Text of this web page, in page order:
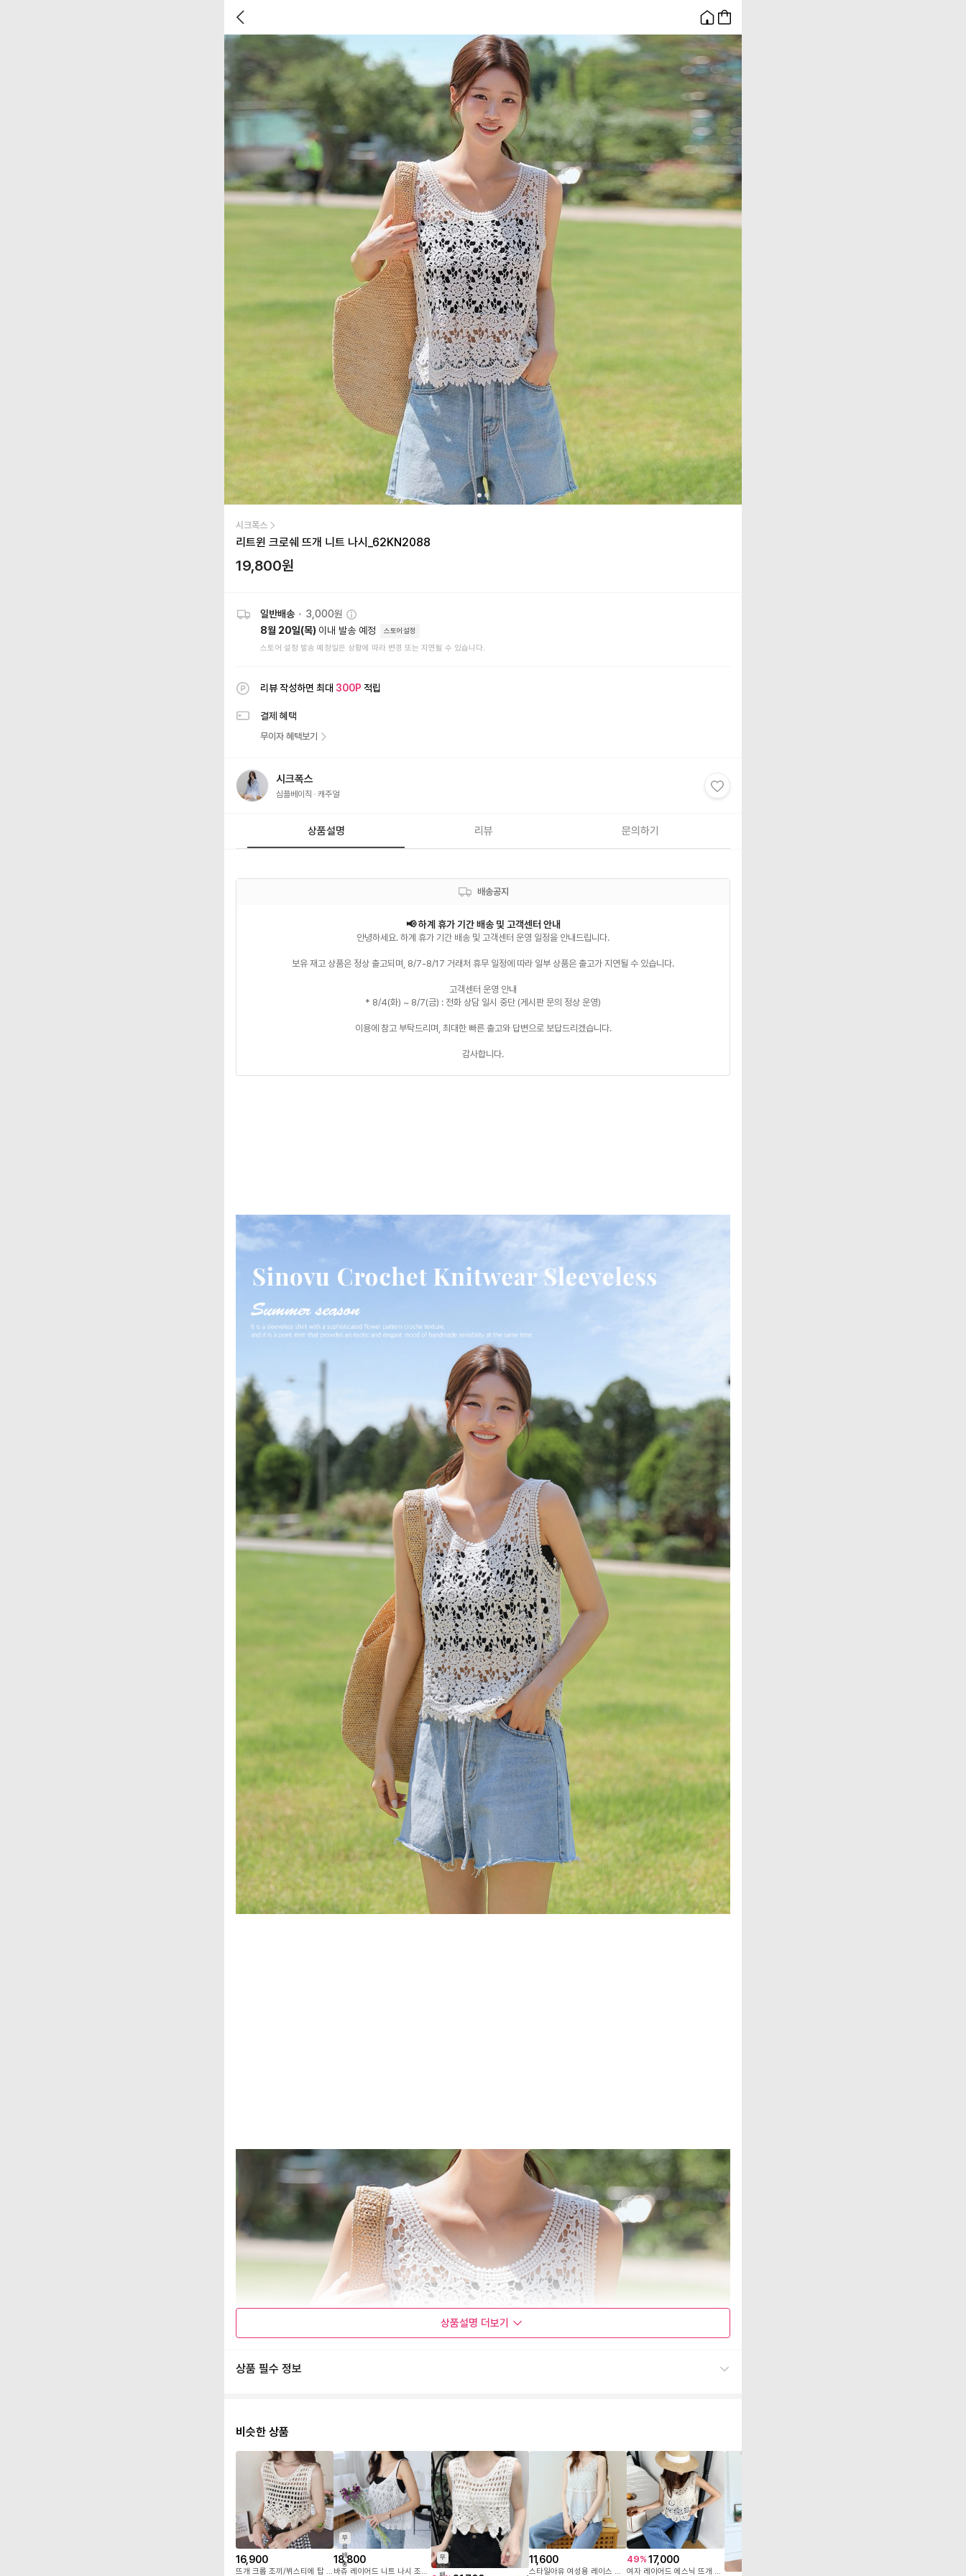
시크폭스
리트윈 크로쉐 뜨개 니트 나시_62KN2088
19,800원
일반배송 • 3,000원
8월 20일(목) 이내 발송 예정 스토어설정
스토어 설정 발송 예정일은 상황에 따라 변경 또는 지연될 수 있습니다.
리뷰 작성하면 최대 300P 적립
결제 혜택
무이자 혜택보기
시크폭스
심플베이직 캐주얼
상품설명 리뷰 문의하기
배송공지
안녕하세요. 하계 휴가 기간 배송 및 고객센터 운영 일정을 안내드립니다.
보유 재고 상품은 정상 출고되며, 8/7-8/17 거래처 휴무 일정에 따라 일부 상품은 출고가 지연될 수 있습니다.
고객센터 운영 안내
* 8/4(화) ~ 8/7(금) : 전화 상담 일시 중단 (게시판 문의 정상 운영)
이용에 참고 부탁드리며, 최대한 빠른 출고와 답변으로 보답드리겠습니다.
감사합니다.
상품설명 더보기
상품 필수 정보
비슷한 상품
16,900
뜨개 크롭 조끼/뷔스티에 탑 민소매 여름 니트 조끼 비키니 커버업 휴가룩 비치웨어
무
료
배
송
18,800
바쥬 레이어드 니트 나시 조끼 뷔스티에 펀칭 크로셰
무
료
11,600
스타일아유 여성용 레이스 민소매 숏 펀칭 아일릿 니트 끈나시 TO0124
49% 17,000
여자 레이어드 에스닉 뜨개 짜임 펀칭 니트 베스트